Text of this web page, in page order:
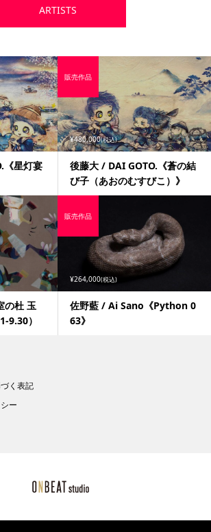
ARTISTS
《星灯宴
¥480,000(税込)
後藤大 / DAI GOTO.《蒼の結
び子（あおのむすびこ）》
販売作品
の杜 玉
9.30）
¥264,000(税込)
佐野藍 / Ai Sano《Python 0
63》
販売作品
く表記
ー